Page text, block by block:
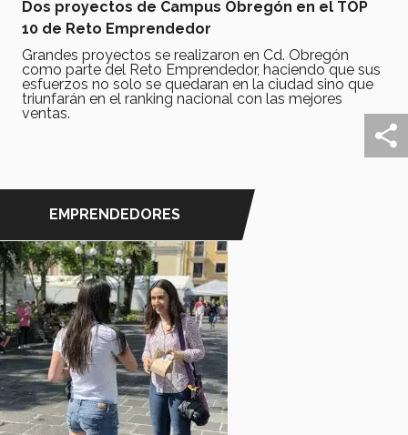
Dos proyectos de Campus Obregón en el TOP
10 de Reto Emprendedor
Grandes proyectos se realizaron en Cd. Obregón
como parte del Reto Emprendedor, haciendo que sus
esfuerzos no solo se quedaran en la ciudad sino que
triunfarán en el ranking nacional con las mejores
ventas.
EMPRENDEDORES